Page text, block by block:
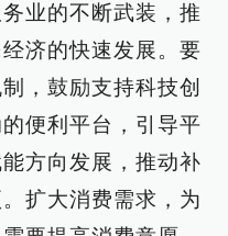
业的不断武装，推
济的快速发展。要
，鼓励支持科技创
便利平台，引导平
方向发展，推动补
扩大消费需求，为